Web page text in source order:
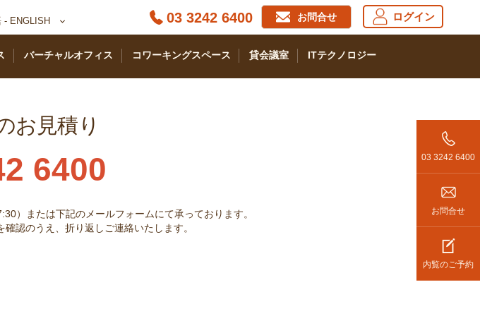
- ENGLISH ログイン
お問合せ
03 3242 6400
バーチャルオフィス コワーキングスペース 貸会議室 ITテクノロジー
03 3242 6400
お問合せ
内覧のご予約
お見積り
6400
）または下記のメールフォームにて承っております。
認のうえ、折り返しご連絡いたします。